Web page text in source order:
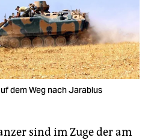
dem Weg nach Jarablus
sind im Zuge der am